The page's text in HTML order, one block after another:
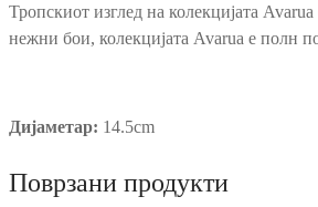
Тропскиот изглед на колекцијата
нежни бои, колекцијата Avarua е полн
Дијаметар: 14.5cm
Поврзани продукти